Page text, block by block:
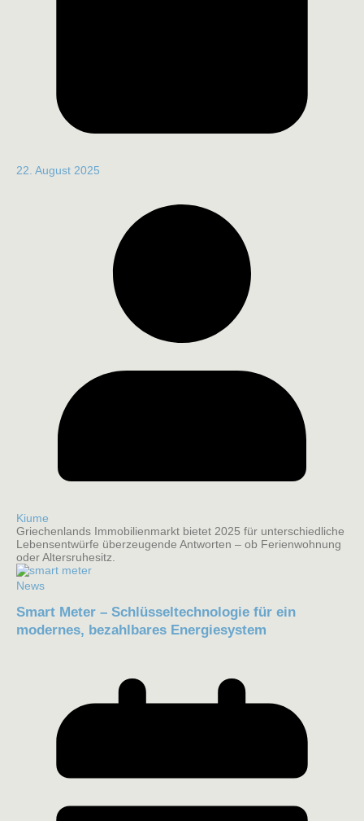
22. August 2025
Kiume
Griechenlands Immobilienmarkt bietet 2025 für unterschiedliche
Lebensentwürfe überzeugende Antworten – ob Ferienwohnung
oder Altersruhesitz.
News
Smart Meter – Schlüsseltechnologie für ein
modernes, bezahlbares Energiesystem